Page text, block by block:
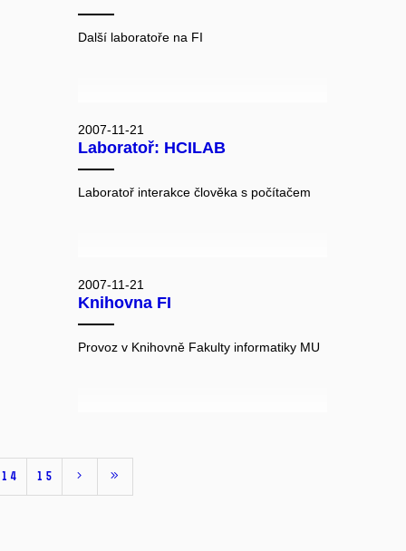
Povolný - Cukrárna Myriam otevřela na FI.
Online muni.cz, 4.7.2008)
Další laboratoře na FI
2007-11-21
Laboratoř: HCILAB
Laboratoř interakce člověka s počítačem
2007-11-21
Knihovna FI
Provoz v Knihovně Fakulty informatiky MU
14 15